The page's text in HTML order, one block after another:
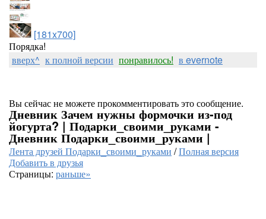
[181x700]
Порядка!
вверх^ к полной версии понравилось! в evernote
Вы сейчас не можете прокомментировать это сообщение.
Дневник Зачем нужны формочки из-под
йогурта? | Подарки_своими_руками -
Дневник Подарки_своими_руками |
Лента друзей Подарки_своими_руками /Полная версия
Добавить в друзья
Страницы: раньше»